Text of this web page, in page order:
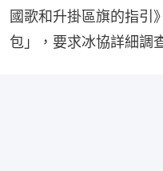
國歌和升掛區旗的指引
包」，要求冰協詳細調